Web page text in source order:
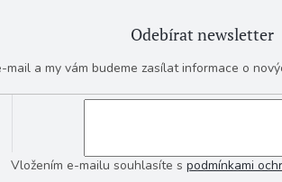
Odebírat newsletter
mail a my vám budeme zasílat informace o
Vložením e-mailu souhlasíte s podmínkami